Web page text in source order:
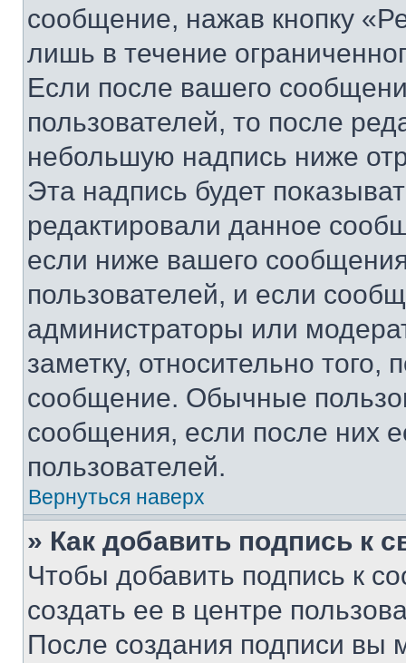
сообщение, нажав кнопку
лишь в течение
Если после вашего
пользователей, то после
небольшую надпись ниже
Эта надпись будет
редактировали данное
если ниже вашего
пользователей, и если
администраторы или
заметку, относительно
сообщение. Обычные
сообщения, если после них
пользователей.
Вернуться наверх
» Как добавить подпись к
Чтобы добавить подпись к
создать ее в центре
После создания подписи вы